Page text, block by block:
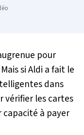
pour
si Aldi a fait le
dans
vérifier les cartes
à payer